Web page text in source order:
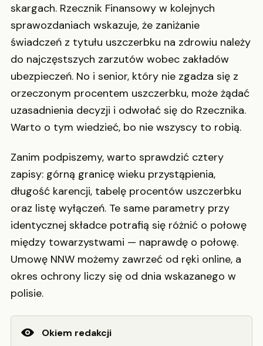
skargach. Rzecznik Finansowy w kolejnych
sprawozdaniach wskazuje, że zaniżanie
świadczeń z tytułu uszczerbku na zdrowiu należy
do najczęstszych zarzutów wobec zakładów
ubezpieczeń. No i senior, który nie zgadza się z
orzeczonym procentem uszczerbku, może żądać
uzasadnienia decyzji i odwołać się do Rzecznika.
Warto o tym wiedzieć, bo nie wszyscy to robią.
Zanim podpiszemy, warto sprawdzić cztery
zapisy: górną granicę wieku przystąpienia,
długość karencji, tabelę procentów uszczerbku
oraz listę wyłączeń. Te same parametry przy
identycznej składce potrafią się różnić o połowę
między towarzystwami — naprawdę o połowę.
Umowę NNW możemy zawrzeć od ręki online, a
okres ochrony liczy się od dnia wskazanego w
polisie.
Okiem redakcji